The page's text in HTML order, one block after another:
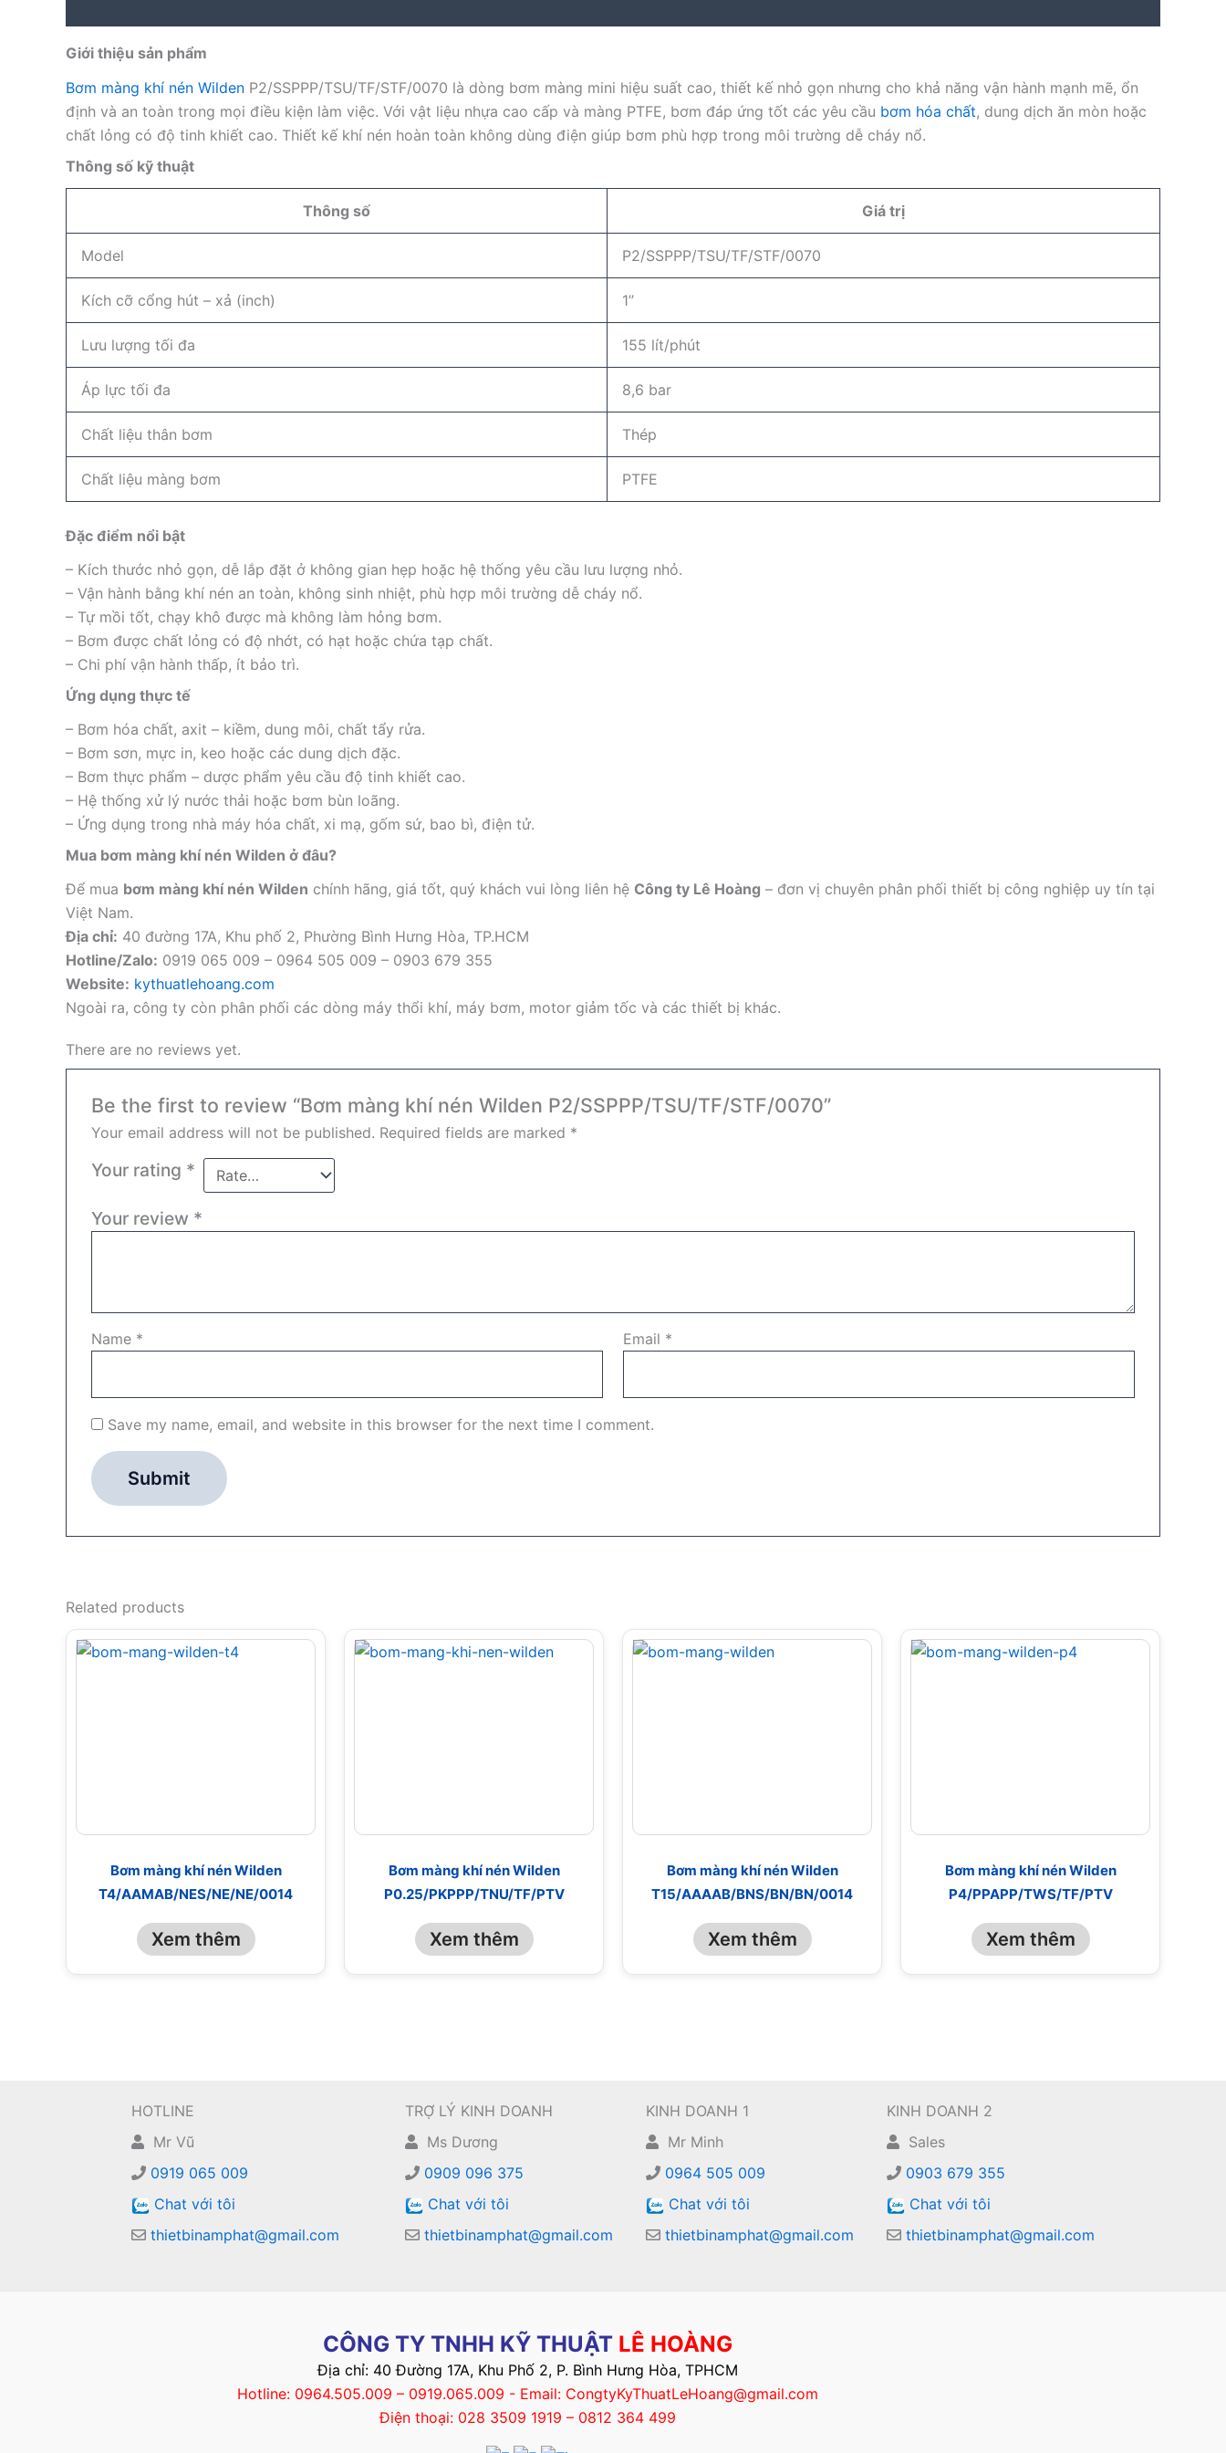
Giới thiệu sản phẩm
Bơm màng khí nén Wilden P2/SSPPP/TSU/TF/STF/0070 là dòng bơm màng mini hiệu suất cao, thiết kế nhỏ gọn nhưng cho khả năng vận hành mạnh mẽ, ổn
định và an toàn trong mọi điều kiện làm việc. Với vật liệu nhựa cao cấp và màng PTFE, bơm đáp ứng tốt các yêu cầu bơm hóa chất, dung dịch ăn mòn hoặc
chất lỏng có độ tinh khiết cao. Thiết kế khí nén hoàn toàn không dùng điện giúp bơm phù hợp trong môi trường dễ cháy nổ.
Thông số kỹ thuật
Thông số Giá trị
Model P2/SSPPP/TSU/TF/STF/0070
Kích cỡ cổng hút – xả (inch) 1’’
Lưu lượng tối đa 155 lít/phút
Áp lực tối đa 8,6 bar
Chất liệu thân bơm Thép
Chất liệu màng bơm PTFE
Đặc điểm nổi bật
– Kích thước nhỏ gọn, dễ lắp đặt ở không gian hẹp hoặc hệ thống yêu cầu lưu lượng nhỏ.
– Vận hành bằng khí nén an toàn, không sinh nhiệt, phù hợp môi trường dễ cháy nổ.
– Tự mồi tốt, chạy khô được mà không làm hỏng bơm.
– Bơm được chất lỏng có độ nhớt, có hạt hoặc chứa tạp chất.
– Chi phí vận hành thấp, ít bảo trì.
Ứng dụng thực tế
– Bơm hóa chất, axit – kiềm, dung môi, chất tẩy rửa.
– Bơm sơn, mực in, keo hoặc các dung dịch đặc.
– Bơm thực phẩm – dược phẩm yêu cầu độ tinh khiết cao.
– Hệ thống xử lý nước thải hoặc bơm bùn loãng.
– Ứng dụng trong nhà máy hóa chất, xi mạ, gốm sứ, bao bì, điện tử.
Mua bơm màng khí nén Wilden ở đâu?
Để mua bơm màng khí nén Wilden chính hãng, giá tốt, quý khách vui lòng liên hệ Công ty Lê Hoàng – đơn vị chuyên phân phối thiết bị công nghiệp uy tín tại
Việt Nam.
Địa chỉ: 40 đường 17A, Khu phố 2, Phường Bình Hưng Hòa, TP.HCM
Hotline/Zalo: 0919 065 009 – 0964 505 009 – 0903 679 355
Website: kythuatlehoang.com
Ngoài ra, công ty còn phân phối các dòng máy thổi khí, máy bơm, motor giảm tốc và các thiết bị khác.
There are no reviews yet.
Be the first to review “Bơm màng khí nén Wilden P2/SSPPP/TSU/TF/STF/0070”
Your email address will not be published. Required fields are marked *
Your rating *
Your review *
Name * Email *
Save my name, email, and website in this browser for the next time I comment.
Related products
Bơm màng khí nén Wilden
T4/AAMAB/NES/NE/NE/0014
Xem thêm
Bơm màng khí nén Wilden
P0.25/PKPPP/TNU/TF/PTV
Xem thêm
Bơm màng khí nén Wilden
T15/AAAAB/BNS/BN/BN/0014
Xem thêm
Bơm màng khí nén Wilden
P4/PPAPP/TWS/TF/PTV
Xem thêm
HOTLINE
Mr Vũ
0919 065 009
Chat với tôi
thietbinamphat@gmail.com
TRỢ LÝ KINH DOANH
Ms Dương
0909 096 375
Chat với tôi
thietbinamphat@gmail.com
KINH DOANH 1
Mr Minh
0964 505 009
Chat với tôi
thietbinamphat@gmail.com
KINH DOANH 2
Sales
0903 679 355
Chat với tôi
thietbinamphat@gmail.com
CÔNG TY TNHH KỸ THUẬT LÊ HOÀNG
Địa chỉ: 40 Đường 17A, Khu Phố 2, P. Bình Hưng Hòa, TPHCM
Hotline: 0964.505.009 – 0919.065.009 - Email: CongtyKyThuatLeHoang@gmail.com
Điện thoại: 028 3509 1919 – 0812 364 499